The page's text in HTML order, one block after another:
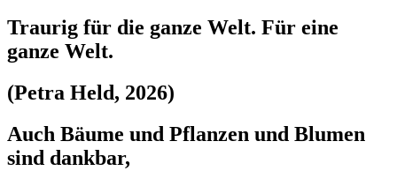
Traurig für die ganze Welt. Für eine
ganze Welt.
(Petra Held, 2026)
Auch Bäume und Pflanzen und Blumen
sind dankbar,